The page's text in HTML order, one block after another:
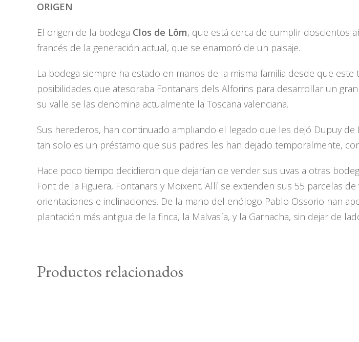
ORIGEN
El origen de la bodega Clos de Lôm, que está cerca de cumplir doscientos
francés de la generación actual, que se enamoró de un paisaje.
La bodega siempre ha estado en manos de la misma familia desde que
posibilidades que atesoraba Fontanars dels Alforins para desarrollar un
su valle se las denomina actualmente la Toscana valenciana.
Sus herederos, han continuado ampliando el legado que les dejó Dupuy
tan solo es un préstamo que sus padres les han dejado temporalmente,
Hace poco tiempo decidieron que dejarían de vender sus uvas a otras
Font de la Figuera, Fontanars y Moixent. Allí se extienden sus 55 parcelas
orientaciones e inclinaciones. De la mano del enólogo Pablo Ossorio han
plantación más antigua de la finca, la Malvasía, y la Garnacha, sin dejar de
Productos relacionados